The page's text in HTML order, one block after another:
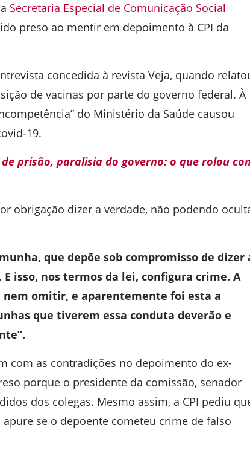
Secretaria Especial de Comunicação Social
preso ao mentir em depoimento à CPI da
concedida à revista Veja, quando
de vacinas por parte do governo federal. À
do Ministério da Saúde causou
19.
prisão, paralisia do governo: o que rolou
obrigação dizer a verdade, não podendo
que depõe sob compromisso de dizer
isso, nos termos da lei, configura crime. A
omitir, e aparentemente foi esta a
que tiverem essa conduta deverão e
com as contradições no depoimento do ex-
porque o presidente da comissão, senador
dos colegas. Mesmo assim, a CPI pediu
se o depoente cometeu crime de falso